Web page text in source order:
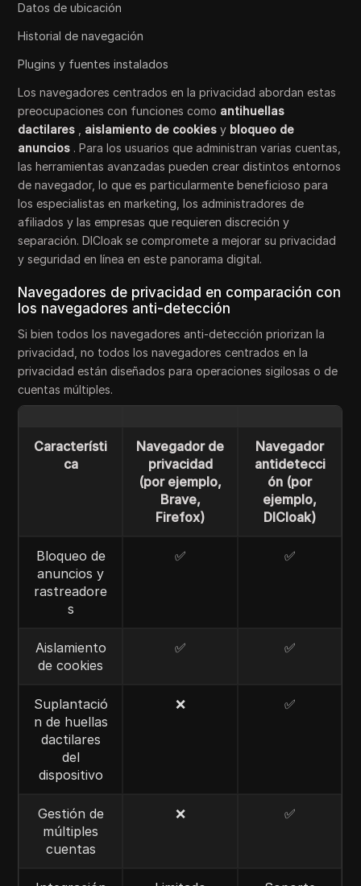
Datos de ubicación
Historial de navegación
Plugins y fuentes instalados
Los navegadores centrados en la privacidad abordan estas
preocupaciones con funciones como antihuellas
dactilares
aislamiento de cookiesy bloqueo de
anuncios . Para los usuarios que administran varias cuentas,
las herramientas avanzadas pueden crear distintos entornos
de navegador, lo que es particularmente beneficioso para
los especialistas en marketing, los administradores de
afiliados y las empresas que requieren discreción y
separación. DICloak se compromete a mejorar su privacidad
y seguridad en línea en este panorama digital.
Navegadores de privacidad en comparación con
los navegadores anti-detección
Si bien todos los navegadores anti-detección priorizan la
privacidad, no todos los navegadores centrados en la
privacidad están diseñados para operaciones sigilosas o de
cuentas múltiples.
Característi
ca
Navegador de
privacidad
(por ejemplo,
Brave,
Firefox)
Navegador
antidetecci
ón (por
ejemplo,
DICloak)
Bloqueo de
anuncios y
rastreadore
s
✅ ✅
Aislamiento
de cookies
✅ ✅
Suplantació
n de huellas
dactilares
del
dispositivo
❌ ✅
Gestión de
múltiples
cuentas
❌ ✅